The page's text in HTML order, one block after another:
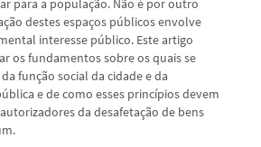
destes espaços públicos envolve
interesse público. Este artigo
os fundamentos sobre os quais se
função social da cidade e da
e de como esses princípios devem
da desafetação de bens